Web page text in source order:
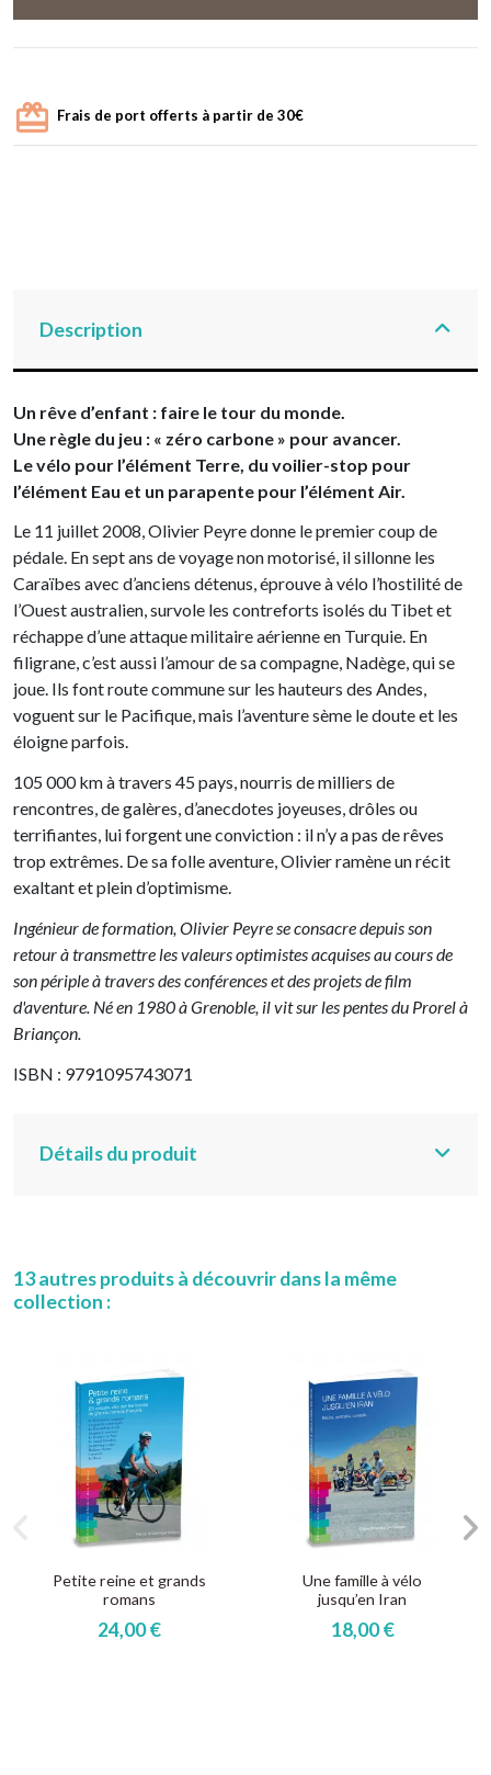
Frais de port offerts à partir de 30€
Description
Un rêve d’enfant : faire le tour du monde.
Une règle du jeu : « zéro carbone » pour avancer.
Le vélo pour l’élément Terre, du voilier-stop pour
l’élément Eau et un parapente pour l’élément Air.
Le 11 juillet 2008, Olivier Peyre donne le premier coup de
pédale. En sept ans de voyage non motorisé, il sillonne les
Caraïbes avec d’anciens détenus, éprouve à vélo l’hostilité de
l’Ouest australien, survole les contreforts isolés du Tibet et
réchappe d’une attaque militaire aérienne en Turquie. En
filigrane, c’est aussi l’amour de sa compagne, Nadège, qui se
joue. Ils font route commune sur les hauteurs des Andes,
voguent sur le Pacifique, mais l’aventure sème le doute et les
éloigne parfois.
105 000 km à travers 45 pays, nourris de milliers de
rencontres, de galères, d’anecdotes joyeuses, drôles ou
terrifiantes, lui forgent une conviction : il n’y a pas de rêves
trop extrêmes. De sa folle aventure, Olivier ramène un récit
exaltant et plein d’optimisme.
Ingénieur de formation, Olivier Peyre se consacre depuis son
retour à transmettre les valeurs optimistes acquises au cours de
son périple à travers des conférences et des projets de film
d'aventure. Né en 1980 à Grenoble, il vit sur les pentes du Prorel à
Briançon.
ISBN : 9791095743071
Détails du produit
13 autres produits à découvrir dans la même
collection :
Petite reine et grands
romans
24,00 €
Une famille à vélo
jusqu’en Iran
18,00 €